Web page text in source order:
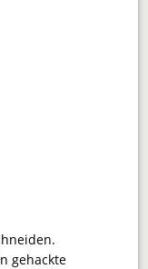
gehackte